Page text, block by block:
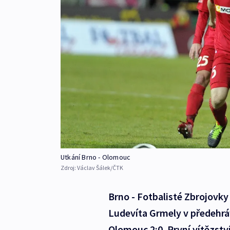
Utkání Brno - Olomouc
Zdroj: Václav Šálek/ČTK
Brno - Fotbalisté
Ludevíta Grmely v